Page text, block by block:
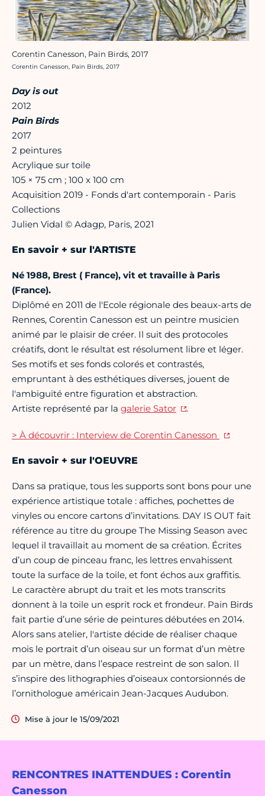
RENCONTRES INATTENDUES : Corentin
Canesson
Corentin Canesson, Pain Birds, 2017
Crédit photo :
Corentin Canesson, Pain Birds, 2017
Day is out
2012
Pain Birds
2017
2 peintures
Acrylique sur toile
105 × 75 cm ; 100 x 100 cm
Acquisition 2019 - Fonds d'art contemporain - Paris
Collections
Julien Vidal © Adagp, Paris, 2021
En savoir + sur l'ARTISTE
Né 1988, Brest ( France), vit et travaille à Paris
(France).
Diplômé en 2011 de l'Ecole régionale des beaux-arts de
Rennes, Corentin Canesson est un peintre musicien
animé par le plaisir de créer. Il suit des protocoles
créatifs, dont le résultat est résolument libre et léger.
Ses motifs et ses fonds colorés et contrastés,
empruntant à des esthétiques diverses, jouent de
l'ambiguïté entre figuration et abstraction.
Artiste représenté par la galerie Sator .
> À découvrir : Interview de Corentin Canesson
En savoir + sur l'OEUVRE
Dans sa pratique, tous les supports sont bons pour une
expérience artistique totale : affiches, pochettes de
vinyles ou encore cartons d’invitations. DAY IS OUT fait
référence au titre du groupe The Missing Season avec
lequel il travaillait au moment de sa création. Écrites
d’un coup de pinceau franc, les lettres envahissent
toute la surface de la toile, et font échos aux graffitis.
Le caractère abrupt du trait et les mots transcrits
donnent à la toile un esprit rock et frondeur. Pain Birds
fait partie d’une série de peintures débutées en 2014.
Alors sans atelier, l'artiste décide de réaliser chaque
mois le portrait d’un oiseau sur un format d’un mètre
par un mètre, dans l’espace restreint de son salon. Il
s’inspire des lithographies d’oiseaux contorsionnés de
l’ornithologue américain Jean-Jacques Audubon.
Mise à jour le 15/09/2021